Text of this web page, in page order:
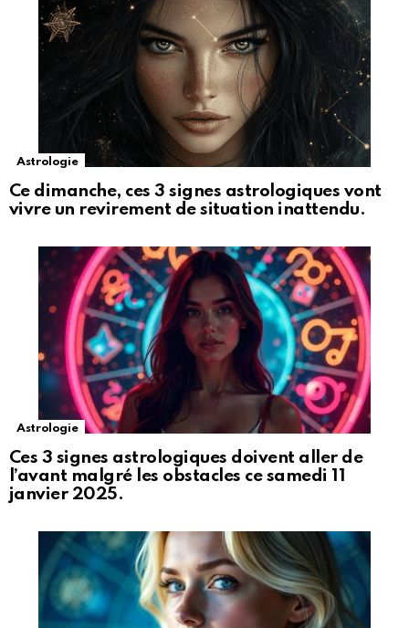
Astrologie
Ce dimanche, ces 3 signes astrologiques vont
vivre un revirement de situation inattendu.
Astrologie
Ces 3 signes astrologiques doivent aller de
l’avant malgré les obstacles ce samedi 11
janvier 2025.